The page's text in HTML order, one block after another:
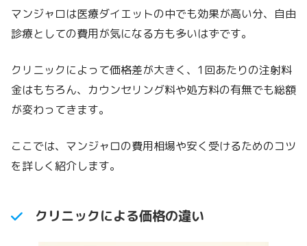
マンジャロは医療ダイエットの中でも効果が高い分、自由
診療としての費用が気になる方も多いはずです。
クリニックによって価格差が大きく、1回あたりの注射料
金はもちろん、カウンセリング料や処方料の有無でも総額
が変わってきます。
ここでは、マンジャロの費用相場や安く受けるためのコツ
を詳しく紹介します。
クリニックによる価格の違い